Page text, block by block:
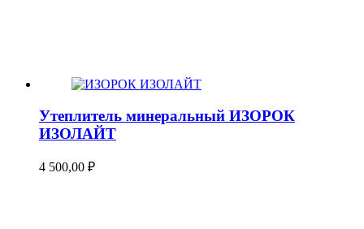
Утеплитель минеральный ИЗОРОК
ИЗОЛАЙТ
4 500,00 ₽